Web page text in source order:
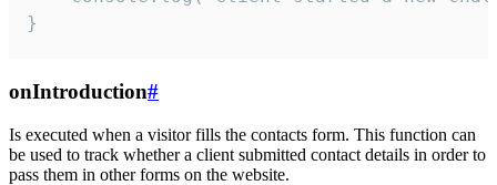
}
onIntroduction#
Is executed when a visitor fills the contacts form. This function can
be used to track whether a client submitted contact details in order to
pass them in other forms on the website.